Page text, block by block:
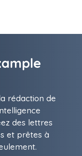
rédaction de
des lettres
et prêtes à